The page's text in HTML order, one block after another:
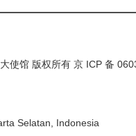
使馆 版权所有 京 ICP 备
Selatan, Indonesia